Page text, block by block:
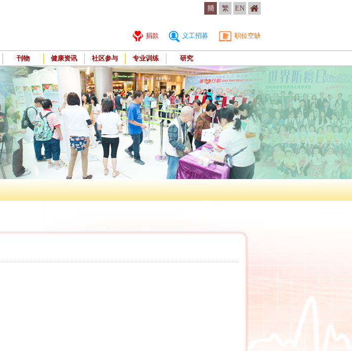
簡 繁 EN
捐款 义工招募 职位空缺
刊物 健康资讯 社区参与 专业训练 研究